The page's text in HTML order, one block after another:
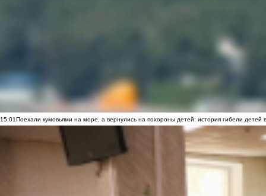
15:01Поехали кумовьями на море, а вернулись на похороны детей: история гибели детей